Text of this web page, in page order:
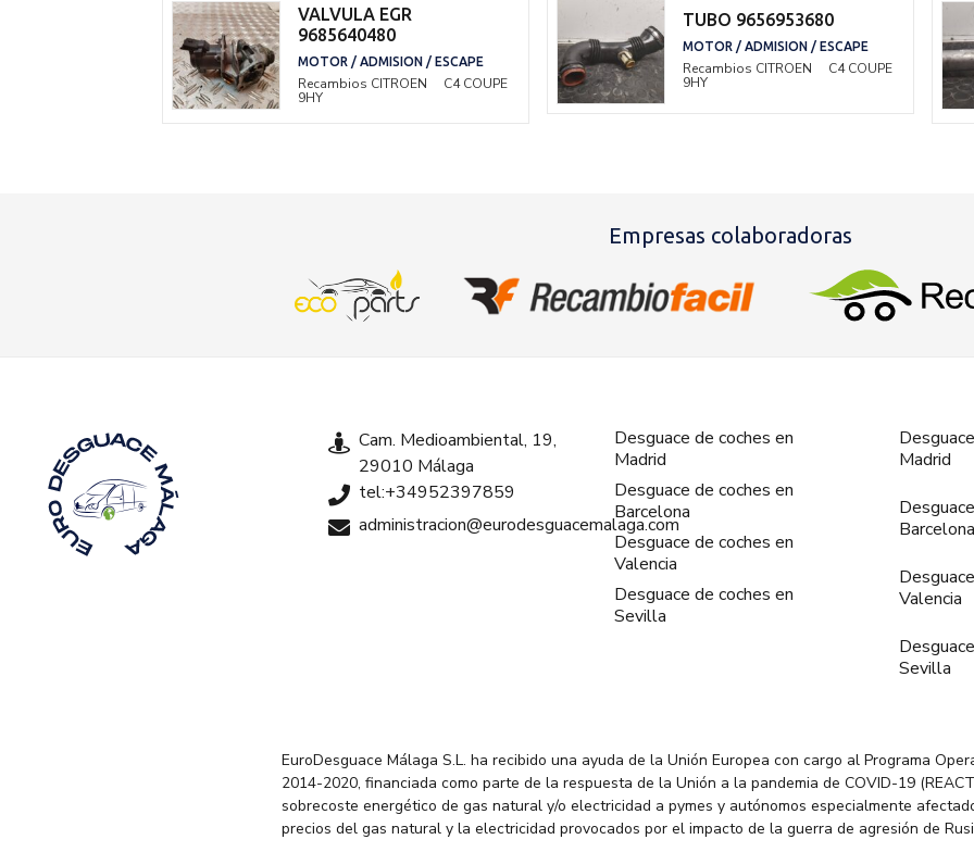
VALVULA EGR
9685640480
MOTOR / ADMISION / ESCAPE
Recambios CITROEN
C4 COUPE
9HY
TUBO 9656953680
MOTOR / ADMISION / ESCAPE
Recambios CITROEN
C4 COUPE
9HY
Empresas colaboradoras
Cam. Medioambiental, 19,
29010 Málaga
tel:+34952397859
administracion@eurodesguacemalaga.com
Desguace de coches en
Madrid
Desguace de coches en
Barcelona
Desguace de coches en
Valencia
Desguace de coches en
Sevilla
Madrid
Barcelona
Valencia
Sevilla
EuroDesguace Málaga S.L. ha recibido una ayuda de la Unión Europea con cargo al Programa
2014-2020, financiada como parte de la respuesta de la Unión a la pandemia de COVID-19
sobrecoste energético de gas natural y/o electricidad a pymes y autónomos especialmente
precios del gas natural y la electricidad provocados por el impacto de la guerra de agresión de